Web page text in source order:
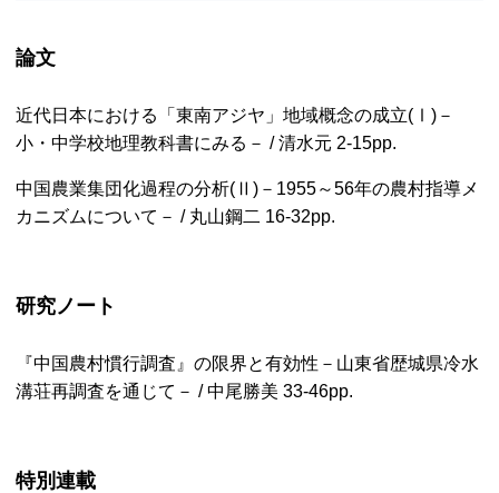
論文
近代日本における「東南アジヤ」地域概念の成立(Ⅰ)－
小・中学校地理教科書にみる－ / 清水元 2-15pp.
中国農業集団化過程の分析(Ⅱ)－1955～56年の農村指導メ
カニズムについて－ / 丸山鋼二 16-32pp.
研究ノート
『中国農村慣行調査』の限界と有効性－山東省歴城県冷水
溝荘再調査を通じて－ / 中尾勝美 33-46pp.
特別連載